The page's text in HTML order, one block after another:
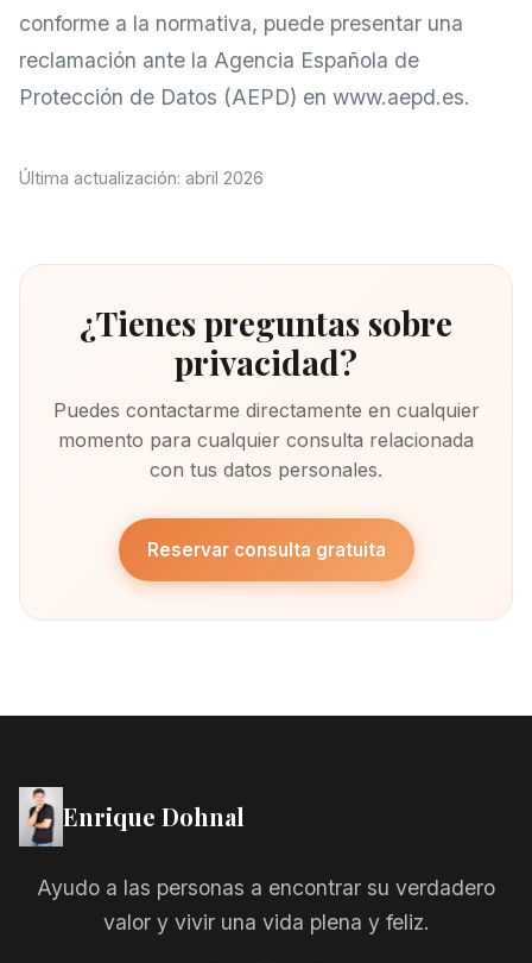
conforme a la normativa, puede presentar una
reclamación ante la Agencia Española de
Protección de Datos (AEPD) en www.aepd.es.
Última actualización: abril 2026
¿Tienes preguntas sobre
privacidad?
Puedes contactarme directamente en cualquier
momento para cualquier consulta relacionada
con tus datos personales.
Reservar consulta gratuita
Enrique Dohnal
Ayudo a las personas a encontrar su verdadero
valor y vivir una vida plena y feliz.